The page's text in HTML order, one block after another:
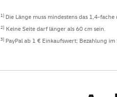
1) Die Länge muss mindestens das 1,4-
2) Keine Seite darf länger als 60 cm sein.
3) PayPal ab 1 € Einkaufswert; Bezahlung im